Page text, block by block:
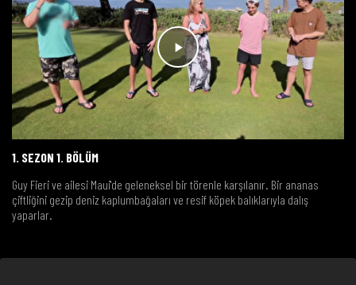
1. SEZON 1. BÖLÜM
Guy Fieri ve ailesi Maui'de geleneksel bir törenle karşılanır. Bir ananas
çiftliğini gezip deniz kaplumbağaları ve resif köpek balıklarıyla dalış
yaparlar.